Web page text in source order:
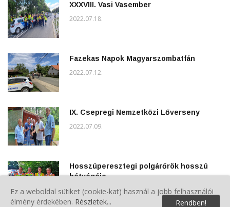
XXXVIII. Vasi Vasember
2022.07.18.
Fazekas Napok Magyarszombatfán
2022.07.12.
IX. Csepregi Nemzetközi Lőverseny
2022.07.09.
Hosszúperesztegi polgárőrök hosszú
hétvégéje
2022.07.03.
Ez a weboldal sütiket (cookie-kat) használ a jobb felhasználói
élmény érdekében. Részletek... Rendben!